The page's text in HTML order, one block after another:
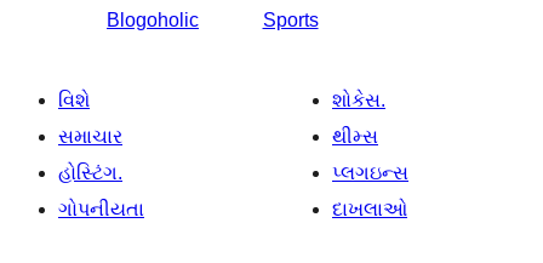
Blogoholic
Sports
વિશે
સમાચાર
હોસ્ટિંગ.
ગોપનીયતા
શોકેસ.
થીમ્સ
પ્લગઇન્સ
દાખલાઓ